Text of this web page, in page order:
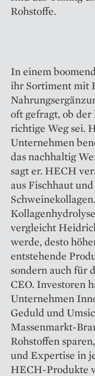
Rohstoffe.
In einem
ihr Sortiment mit
oft gefragt, ob
richtige Weg sei.
Unternehmen
das nachhaltig
sagt er. HECH
aus Fischhaut
vergleicht
werde, desto
entstehende
sondern auch für
CEO. Investoren
Unternehmen
Geduld und
Massenmarkt-
Rohstoffen
und Expertise in
HECH-Produkte